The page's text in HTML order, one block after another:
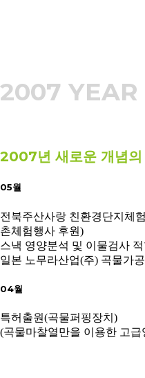
2007 YEAR
2007년 새로운 개념의
05월
전북주산사랑 친환경단지체
촌체험행사 후원)
스낵 영양분석 및 이물검사
일본 노무라산업(주) 곡물가
04월
특허출원(곡물퍼핑장치)
(곡물마찰열만을 이용한 고